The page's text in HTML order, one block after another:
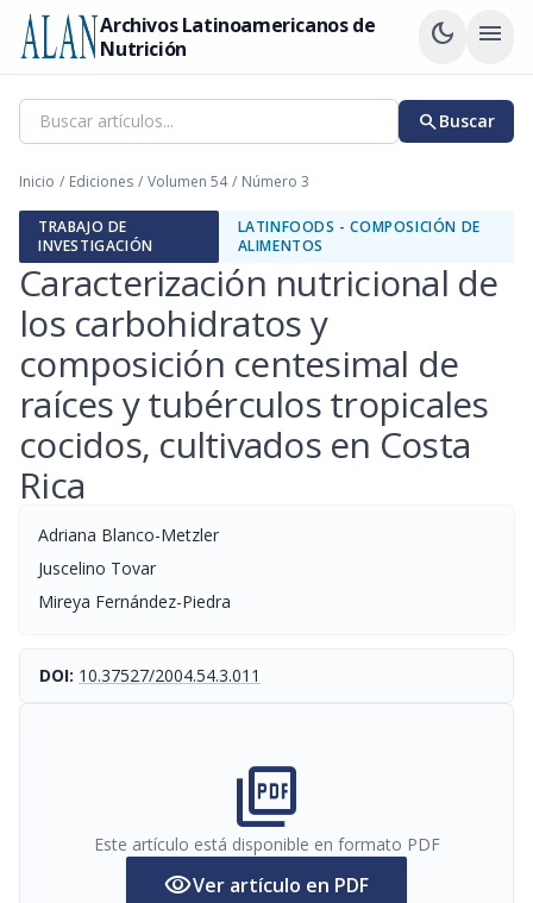
Archivos Latinoamericanos de
Nutrición
dark_mode menu
searchBuscar
Inicio / Ediciones / Volumen 54 / Número 3
TRABAJO DE
INVESTIGACIÓN
LATINFOODS - COMPOSICIÓN DE
ALIMENTOS
Caracterización nutricional de
los carbohidratos y
composición centesimal de
raíces y tubérculos tropicales
cocidos, cultivados en Costa
Rica
Adriana Blanco-Metzler
Juscelino Tovar
Mireya Fernández-Piedra
DOI: 10.37527/2004.54.3.011
picture_as_pdf
Este artículo está disponible en formato PDF
visibilityVer artículo en PDF